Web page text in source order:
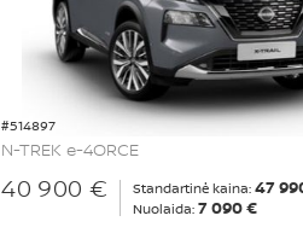
#514897
N-TREK e-4ORCE
40 900 € Standartinė kaina: 47
Nuolaida: 7 090 €